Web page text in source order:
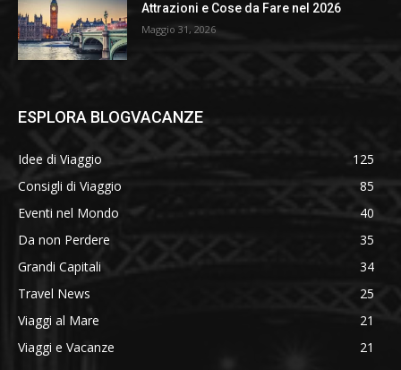
Attrazioni e Cose da Fare nel 2026
Maggio 31, 2026
ESPLORA BLOGVACANZE
Idee di Viaggio
125
Consigli di Viaggio
85
Eventi nel Mondo
40
Da non Perdere
35
Grandi Capitali
34
Travel News
25
Viaggi al Mare
21
Viaggi e Vacanze
21